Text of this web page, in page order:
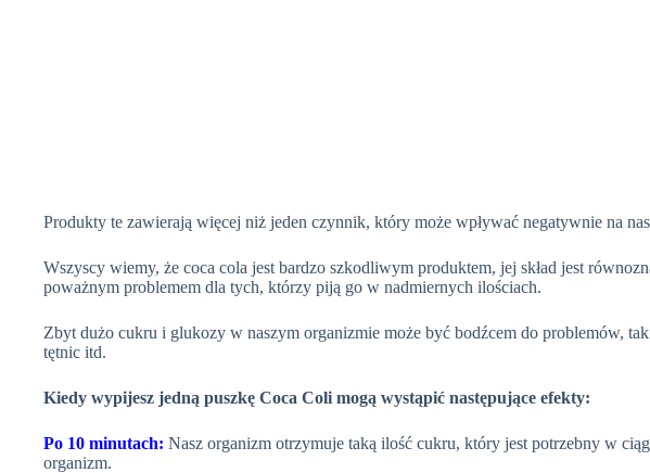
Produkty te zawierają więcej niż jeden czynnik, który może wpływać negatywnie na
Wszyscy wiemy, że coca cola jest bardzo szkodliwym produktem, jej skład jest
poważnym problemem dla tych, którzy piją go w nadmiernych ilościach.
Zbyt dużo cukru i glukozy w naszym organizmie może być bodźcem do problemów,
tętnic itd.
Kiedy wypijesz jedną puszkę Coca Coli mogą wystąpić następujące efekty:
Po 10 minutach: Nasz organizm otrzymuje taką ilość cukru, który jest potrzebny w
organizm.